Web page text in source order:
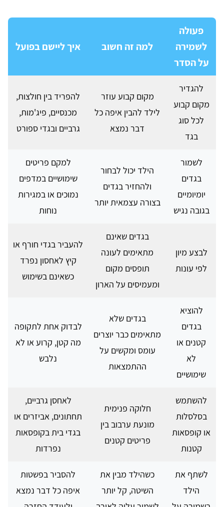
פעולה
לשמירה
על הסדר
למה זה חשוב איך ליישם בפועל
להגדיר
מקום קבוע
לכל סוג
בגד
מקום קבוע עוזר
לילד להבין איפה כל
דבר נמצא
להפריד בין חולצות,
מכנסיים, פיג'מות,
גרביים ובגדי ספורט
לשמור
בגדים
יומיומיים
בגובה נגיש
הילד יכול לבחור
ולהחזיר בגדים
בצורה עצמאית יותר
למקם פריטים
שימושיים במדפים
נמוכים או במגירות
נוחות
לבצע מיון
לפי עונות
בגדים שאינם
מתאימים לעונה
תופסים מקום
ומעמיסים על הארון
להעביר בגדי חורף או
קיץ לאחסון נפרד
כשאינם בשימוש
להוציא
בגדים
קטנים או
לא
שימושיים
בגדים שלא
מתאימים כבר יוצרים
עומס ומקשים על
ההתמצאות
לבדוק אחת לתקופה
מה קטן, קרוע או לא
נלבש
להשתמש
בסלסלות
או קופסאות
קטנות
חלוקה פנימית
מונעת ערבוב בין
פריטים קטנים
לאחסן גרביים,
תחתונים, אביזרים או
בגדי בית בקופסאות
נפרדות
לשתף את
הילד
כשהילד מבין את
השיטה, קל יותר
להסביר בפשטות
איפה כל דבר נמצא